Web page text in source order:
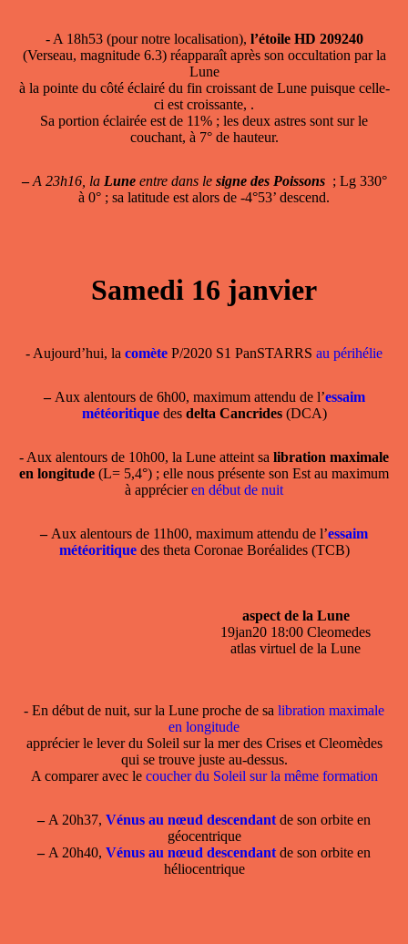
- A 18h53 (pour notre localisation), l’étoile HD 209240
(Verseau, magnitude 6.3) réapparaît après son occultation par la
Lune
à la pointe du côté éclairé du fin croissant de Lune puisque celle-
ci est croissante, .
Sa portion éclairée est de 11% ; les deux astres sont sur le
couchant, à 7° de hauteur.
– A 23h16, la Luneentre dans le signe des Poissons ; Lg 330°
à 0° ; sa latitude est alors de -4°53’ descend.
Samedi 16 janvier
- Aujourd’hui, la comète P/2020 S1 PanSTARRS au périhélie
–Aux alentours de 6h00, maximum attendu de l’essaim
météoritiquedes delta Cancrides(DCA)
- Aux alentours de 10h00, la Lune atteint sa libration maximale
en longitude (L= 5,4°) ; elle nous présente son Est au maximum
à apprécieren début de nuit
–Aux alentours de 11h00, maximum attendu de l’essaim
météoritiquedes theta Coronae Boréalides (TCB)
aspect de la Lune
19jan20 18:00 Cleomedes
atlas virtuel de la Lune
- En début de nuit, sur la Lune proche de sa libration maximale
en longitude
apprécier le lever du Soleil sur la mer des Crises et Cleomèdes
qui se trouve juste au-dessus.
A comparer avec le coucher du Soleil sur la même formation
–A 20h37, Vénus au nœud descendant de son orbite en
géocentrique
–A 20h40, Vénus au nœud descendant de son orbite en
héliocentrique